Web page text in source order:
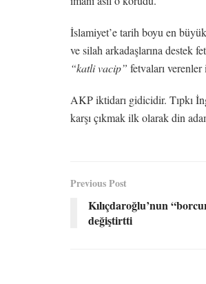
İslamiyet’e tarih boyu en
ve silah arkadaşlarına destek
“katli vacip” fetvaları verenler
AKP iktidarı gidicidir. Tıpkı
karşı çıkmak ilk olarak din
Previous Post
Kılıçdaroğlu’nun
değiştirtti